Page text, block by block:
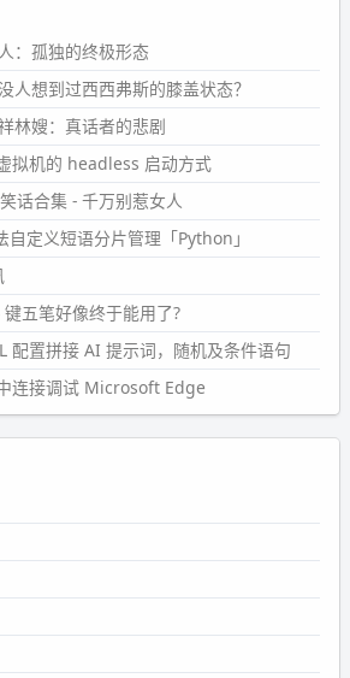
：孤独的终极形态
人想到过西西弗斯的膝盖状态？
林嫂：真话者的悲剧
拟机的 headless 启动方式
话合集 - 千万别惹女人
自定义短语分片管理「Python」
五笔好像终于能用了?
配置拼接 AI 提示词，随机及条件语句
连接调试 Microsoft Edge